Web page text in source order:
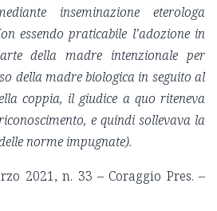
inseminazione eterologa
essendo praticabile l’adozione in
della madre intenzionale per
della madre biologica in seguito al
coppia, il giudice a quo riteneva
e quindi sollevava la
norme impugnate).
2021, n. 33 – Coraggio Pres. –